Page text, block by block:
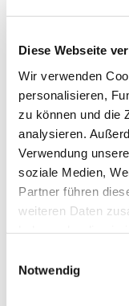
Diese Webseite
Wir verwenden
personalisieren,
zu können und die
analysieren.
Verwendung
soziale Medien,
Partner führen
weiteren Daten
Notwendig
Dies